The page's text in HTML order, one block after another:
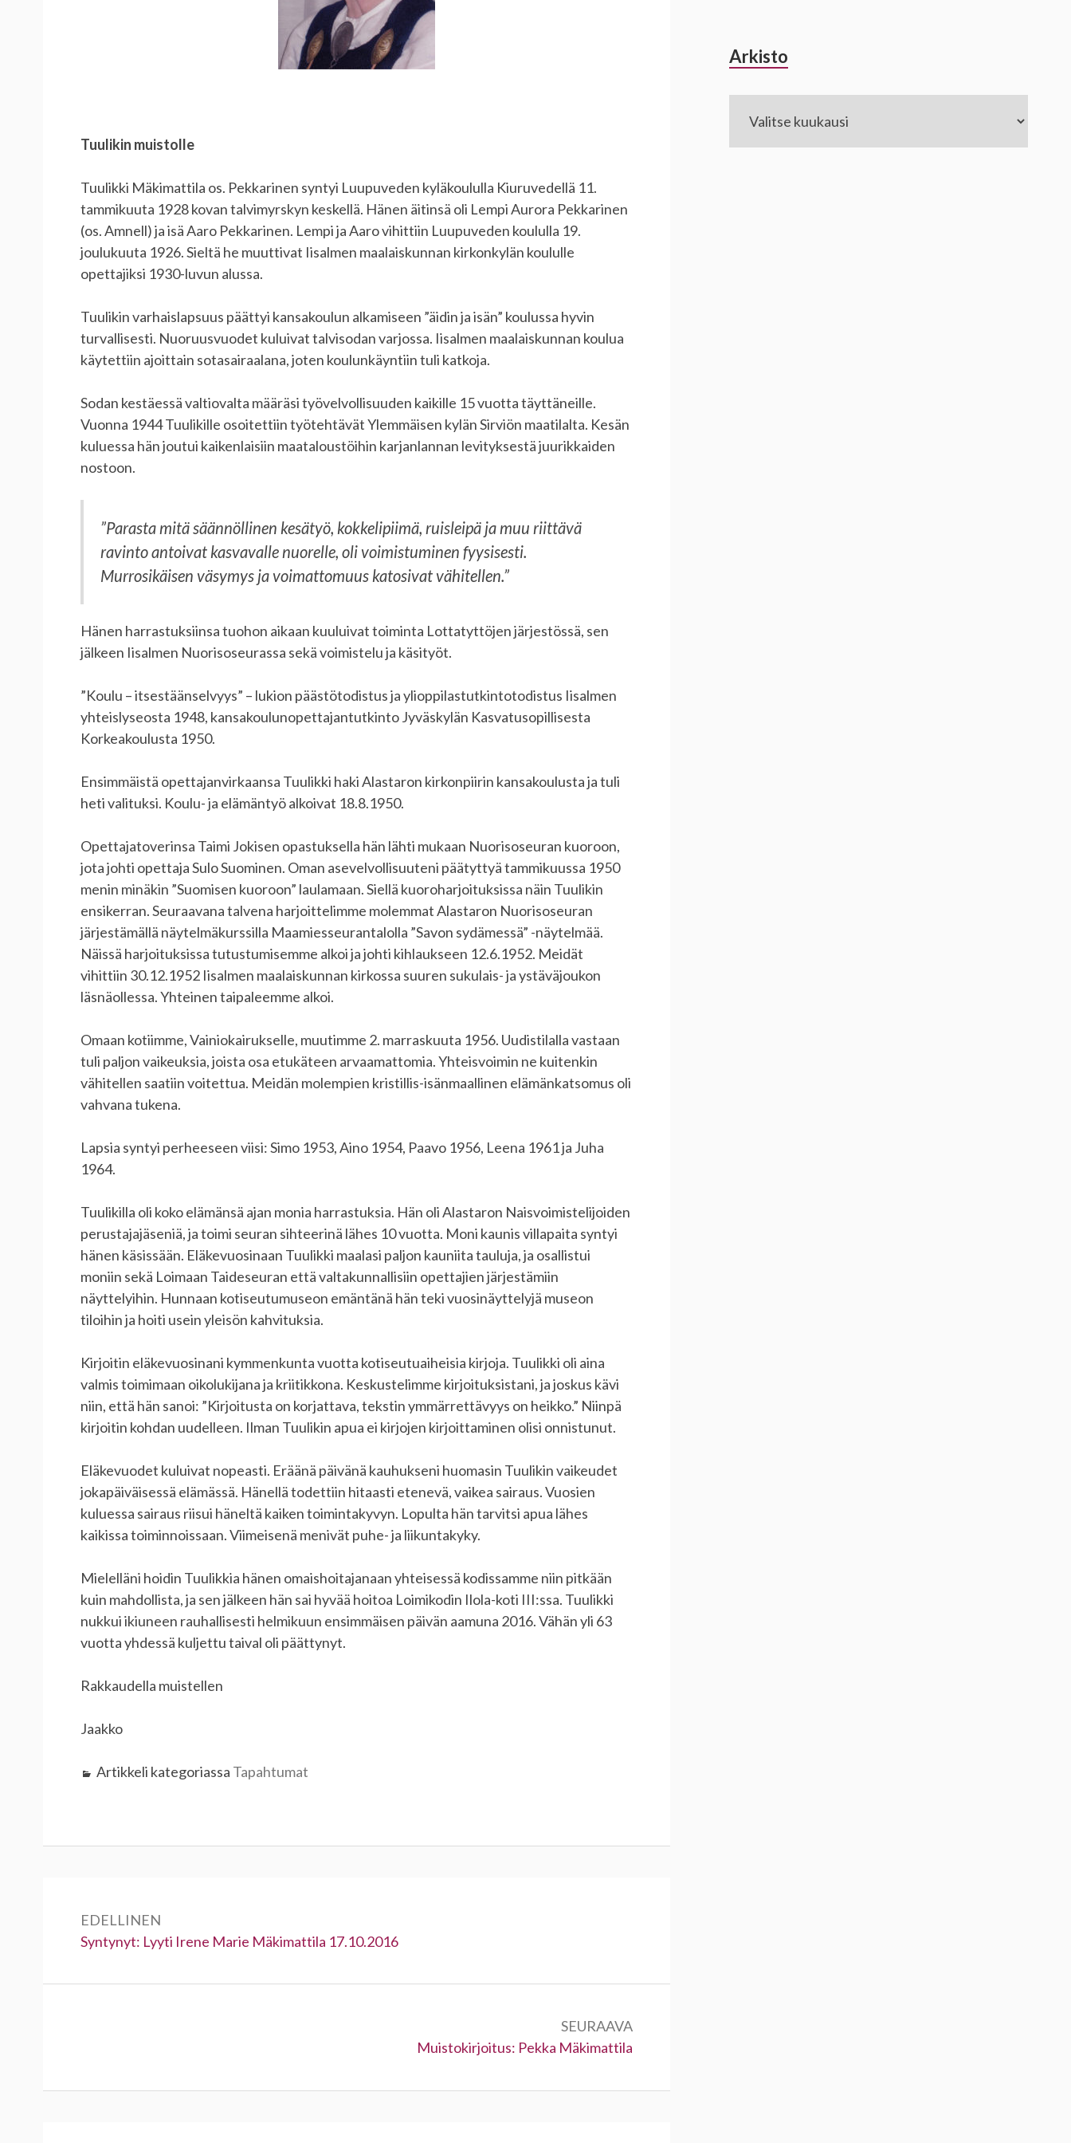
Tuulikin muistolle
Tuulikki Mäkimattila os. Pekkarinen syntyi Luupuveden kyläkoululla Kiuruvedellä 11.
tammikuuta 1928 kovan talvimyrskyn keskellä. Hänen äitinsä oli Lempi Aurora Pekkarinen
(os. Amnell) ja isä Aaro Pekkarinen. Lempi ja Aaro vihittiin Luupuveden koululla 19.
joulukuuta 1926. Sieltä he muuttivat Iisalmen maalaiskunnan kirkonkylän koululle
opettajiksi 1930-luvun alussa.
Tuulikin varhaislapsuus päättyi kansakoulun alkamiseen ”äidin ja isän” koulussa hyvin
turvallisesti. Nuoruusvuodet kuluivat talvisodan varjossa. Iisalmen maalaiskunnan koulua
käytettiin ajoittain sotasairaalana, joten koulunkäyntiin tuli katkoja.
Sodan kestäessä valtiovalta määräsi työvelvollisuuden kaikille 15 vuotta täyttäneille.
Vuonna 1944 Tuulikille osoitettiin työtehtävät Ylemmäisen kylän Sirviön maatilalta. Kesän
kuluessa hän joutui kaikenlaisiin maataloustöihin karjanlannan levityksestä juurikkaiden
nostoon.
”Parasta mitä säännöllinen kesätyö, kokkelipiimä, ruisleipä ja muu riittävä
ravinto antoivat kasvavalle nuorelle, oli voimistuminen fyysisesti.
Murrosikäisen väsymys ja voimattomuus katosivat vähitellen.”
Hänen harrastuksiinsa tuohon aikaan kuuluivat toiminta Lottatyttöjen järjestössä, sen
jälkeen Iisalmen Nuorisoseurassa sekä voimistelu ja käsityöt.
”Koulu – itsestäänselvyys” – lukion päästötodistus ja ylioppilastutkintotodistus Iisalmen
yhteislyseosta 1948, kansakoulunopettajantutkinto Jyväskylän Kasvatusopillisesta
Korkeakoulusta 1950.
Ensimmäistä opettajanvirkaansa Tuulikki haki Alastaron kirkonpiirin kansakoulusta ja tuli
heti valituksi. Koulu- ja elämäntyö alkoivat 18.8.1950.
Opettajatoverinsa Taimi Jokisen opastuksella hän lähti mukaan Nuorisoseuran kuoroon,
jota johti opettaja Sulo Suominen. Oman asevelvollisuuteni päätyttyä tammikuussa 1950
menin minäkin ”Suomisen kuoroon” laulamaan. Siellä kuoroharjoituksissa näin Tuulikin
ensikerran. Seuraavana talvena harjoittelimme molemmat Alastaron Nuorisoseuran
järjestämällä näytelmäkurssilla Maamiesseurantalolla ”Savon sydämessä” -näytelmää.
Näissä harjoituksissa tutustumisemme alkoi ja johti kihlaukseen 12.6.1952. Meidät
vihittiin 30.12.1952 Iisalmen maalaiskunnan kirkossa suuren sukulais- ja ystäväjoukon
läsnäollessa. Yhteinen taipaleemme alkoi.
Omaan kotiimme, Vainiokairukselle, muutimme 2. marraskuuta 1956. Uudistilalla vastaan
tuli paljon vaikeuksia, joista osa etukäteen arvaamattomia. Yhteisvoimin ne kuitenkin
vähitellen saatiin voitettua. Meidän molempien kristillis-isänmaallinen elämänkatsomus oli
vahvana tukena.
Lapsia syntyi perheeseen viisi: Simo 1953, Aino 1954, Paavo 1956, Leena 1961 ja Juha
1964.
Tuulikilla oli koko elämänsä ajan monia harrastuksia. Hän oli Alastaron Naisvoimistelijoiden
perustajajäseniä, ja toimi seuran sihteerinä lähes 10 vuotta. Moni kaunis villapaita syntyi
hänen käsissään. Eläkevuosinaan Tuulikki maalasi paljon kauniita tauluja, ja osallistui
moniin sekä Loimaan Taideseuran että valtakunnallisiin opettajien järjestämiin
näyttelyihin. Hunnaan kotiseutumuseon emäntänä hän teki vuosinäyttelyjä museon
tiloihin ja hoiti usein yleisön kahvituksia.
Kirjoitin eläkevuosinani kymmenkunta vuotta kotiseutuaiheisia kirjoja. Tuulikki oli aina
valmis toimimaan oikolukijana ja kriitikkona. Keskustelimme kirjoituksistani, ja joskus kävi
niin, että hän sanoi: ”Kirjoitusta on korjattava, tekstin ymmärrettävyys on heikko.” Niinpä
kirjoitin kohdan uudelleen. Ilman Tuulikin apua ei kirjojen kirjoittaminen olisi onnistunut.
Eläkevuodet kuluivat nopeasti. Eräänä päivänä kauhukseni huomasin Tuulikin vaikeudet
jokapäiväisessä elämässä. Hänellä todettiin hitaasti etenevä, vaikea sairaus. Vuosien
kuluessa sairaus riisui häneltä kaiken toimintakyvyn. Lopulta hän tarvitsi apua lähes
kaikissa toiminnoissaan. Viimeisenä menivät puhe- ja liikuntakyky.
Mielelläni hoidin Tuulikkia hänen omaishoitajanaan yhteisessä kodissamme niin pitkään
kuin mahdollista, ja sen jälkeen hän sai hyvää hoitoa Loimikodin Ilola-koti III:ssa. Tuulikki
nukkui ikiuneen rauhallisesti helmikuun ensimmäisen päivän aamuna 2016. Vähän yli 63
vuotta yhdessä kuljettu taival oli päättynyt.
Rakkaudella muistellen
Jaakko
Artikkeli kategoriassa Tapahtumat
selaus
EDELLINEN
Edellinen:
Syntynyt: Lyyti Irene Marie Mäkimattila 17.10.2016
SEURAAVA
Seuraava:
Muistokirjoitus: Pekka Mäkimattila
Arkisto